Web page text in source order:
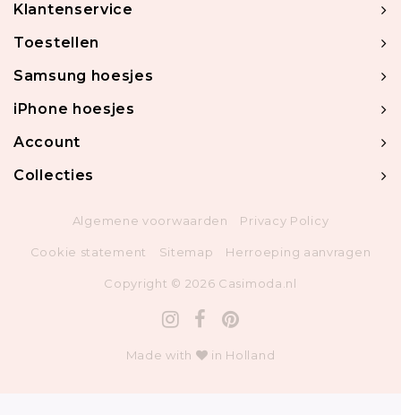
Klantenservice
Toestellen
Samsung hoesjes
iPhone hoesjes
Account
Collecties
Algemene voorwaarden Privacy Policy
Cookie statement Sitemap Herroeping aanvragen
Copyright © 2026 Casimoda.nl
Made with in Holland